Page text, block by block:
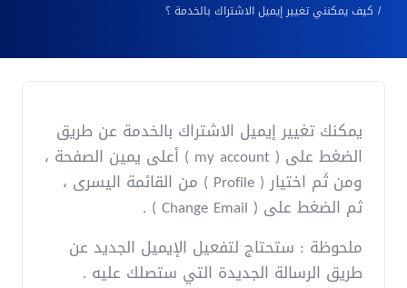
كيف يمكنني تغيير إيميل الاشتراك بالخدمة ؟
يمكنك تغيير إيميل الاشتراك بالخدمة عن طريق
الضغط على ( my account ) أعلى يمين الصفحة ،
ومن ثَم اختيار ( Profile ) من القائمة اليسرى ،
ثم الضغط على ( Change Email ) .
ملحوظة : ستحتاج لتفعيل الإيميل الجديد عن
طريق الرسالة الجديدة التي ستصلك عليه .